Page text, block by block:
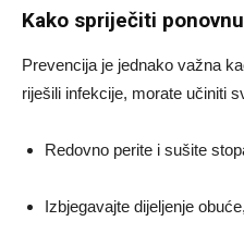
Kako spriječiti
Prevencija je jednako važna
riješili infekcije, morate učiniti
Redovno perite i sušite
Izbjegavajte dijeljenje